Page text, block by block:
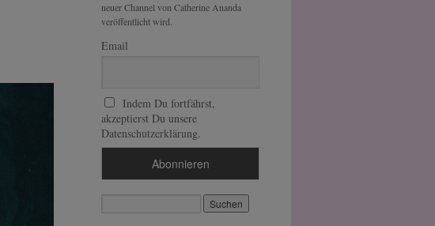
neuer Channel von Catherine Ananda
veröffentlicht wird.
Email
Indem Du fortfährst,
akzeptierst Du unsere
Datenschutzerklärung.